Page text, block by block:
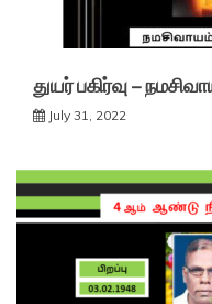
துயர் பகிர்வு –
July 31, 2022